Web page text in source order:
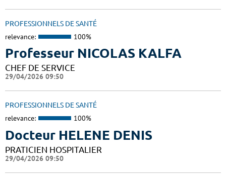
PROFESSIONNELS DE SANTÉ
relevance: 100%
Professeur NICOLAS KALFA
CHEF DE SERVICE
29/04/2026 09:50
PROFESSIONNELS DE SANTÉ
relevance: 100%
Docteur HELENE DENIS
PRATICIEN HOSPITALIER
29/04/2026 09:50